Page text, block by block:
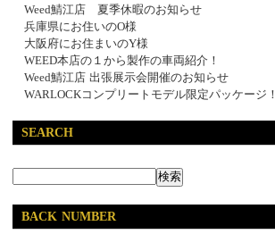
Weed鯖江店 夏季休暇のお知らせ
兵庫県にお住いのO様
大阪府にお住まいのY様
WEED本店の１から製作の車両紹介！
Weed鯖江店 出張展示会開催のお知らせ
WARLOCKコンプリートモデル限定パッケージ！
SEARCH
BACK NUMBER